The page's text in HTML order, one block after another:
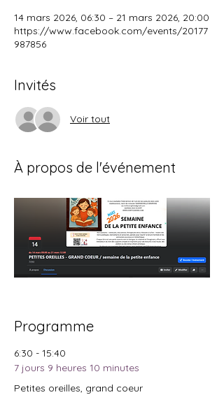
14 mars 2026, 06:30 – 21 mars 2026, 20:00
https://www.facebook.com/events/20177
987856
Invités
Voir tout
À propos de l'événement
Programme
6:30 - 15:40
7 jours 9 heures 10 minutes
Petites oreilles, grand coeur